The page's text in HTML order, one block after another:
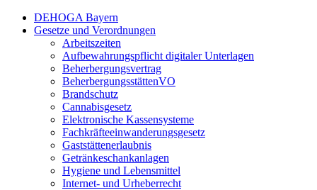
DEHOGA Bayern
Gesetze und Verordnungen
Arbeitszeiten
Aufbewahrungspflicht digitaler Unterlagen
Beherbergungsvertrag
BeherbergungsstättenVO
Brandschutz
Cannabisgesetz
Elektronische Kassensysteme
Fachkräfteeinwanderungsgesetz
Gaststättenerlaubnis
Getränkeschankanlagen
Hygiene und Lebensmittel
Internet- und Urheberrecht